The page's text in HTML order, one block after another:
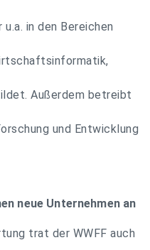
in den Bereichen
Außerdem betreibt
und Entwicklung
neue Unternehmen an
trat der WWFF auch